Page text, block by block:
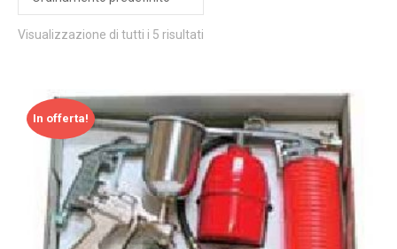
Visualizzazione di tutti i 5 risultati
In offerta!